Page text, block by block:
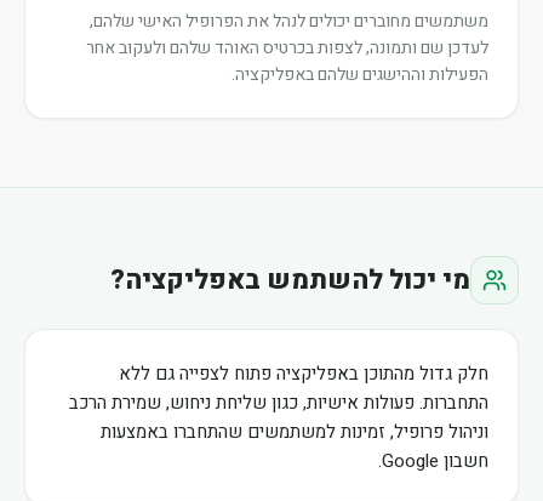
משתמשים מחוברים יכולים לנהל את הפרופיל האישי שלהם,
לעדכן שם ותמונה, לצפות בכרטיס האוהד שלהם ולעקוב אחר
הפעילות וההישגים שלהם באפליקציה.
מי יכול להשתמש באפליקציה?
חלק גדול מהתוכן באפליקציה פתוח לצפייה גם ללא
התחברות. פעולות אישיות, כגון שליחת ניחוש, שמירת הרכב
וניהול פרופיל, זמינות למשתמשים שהתחברו באמצעות
חשבון Google.